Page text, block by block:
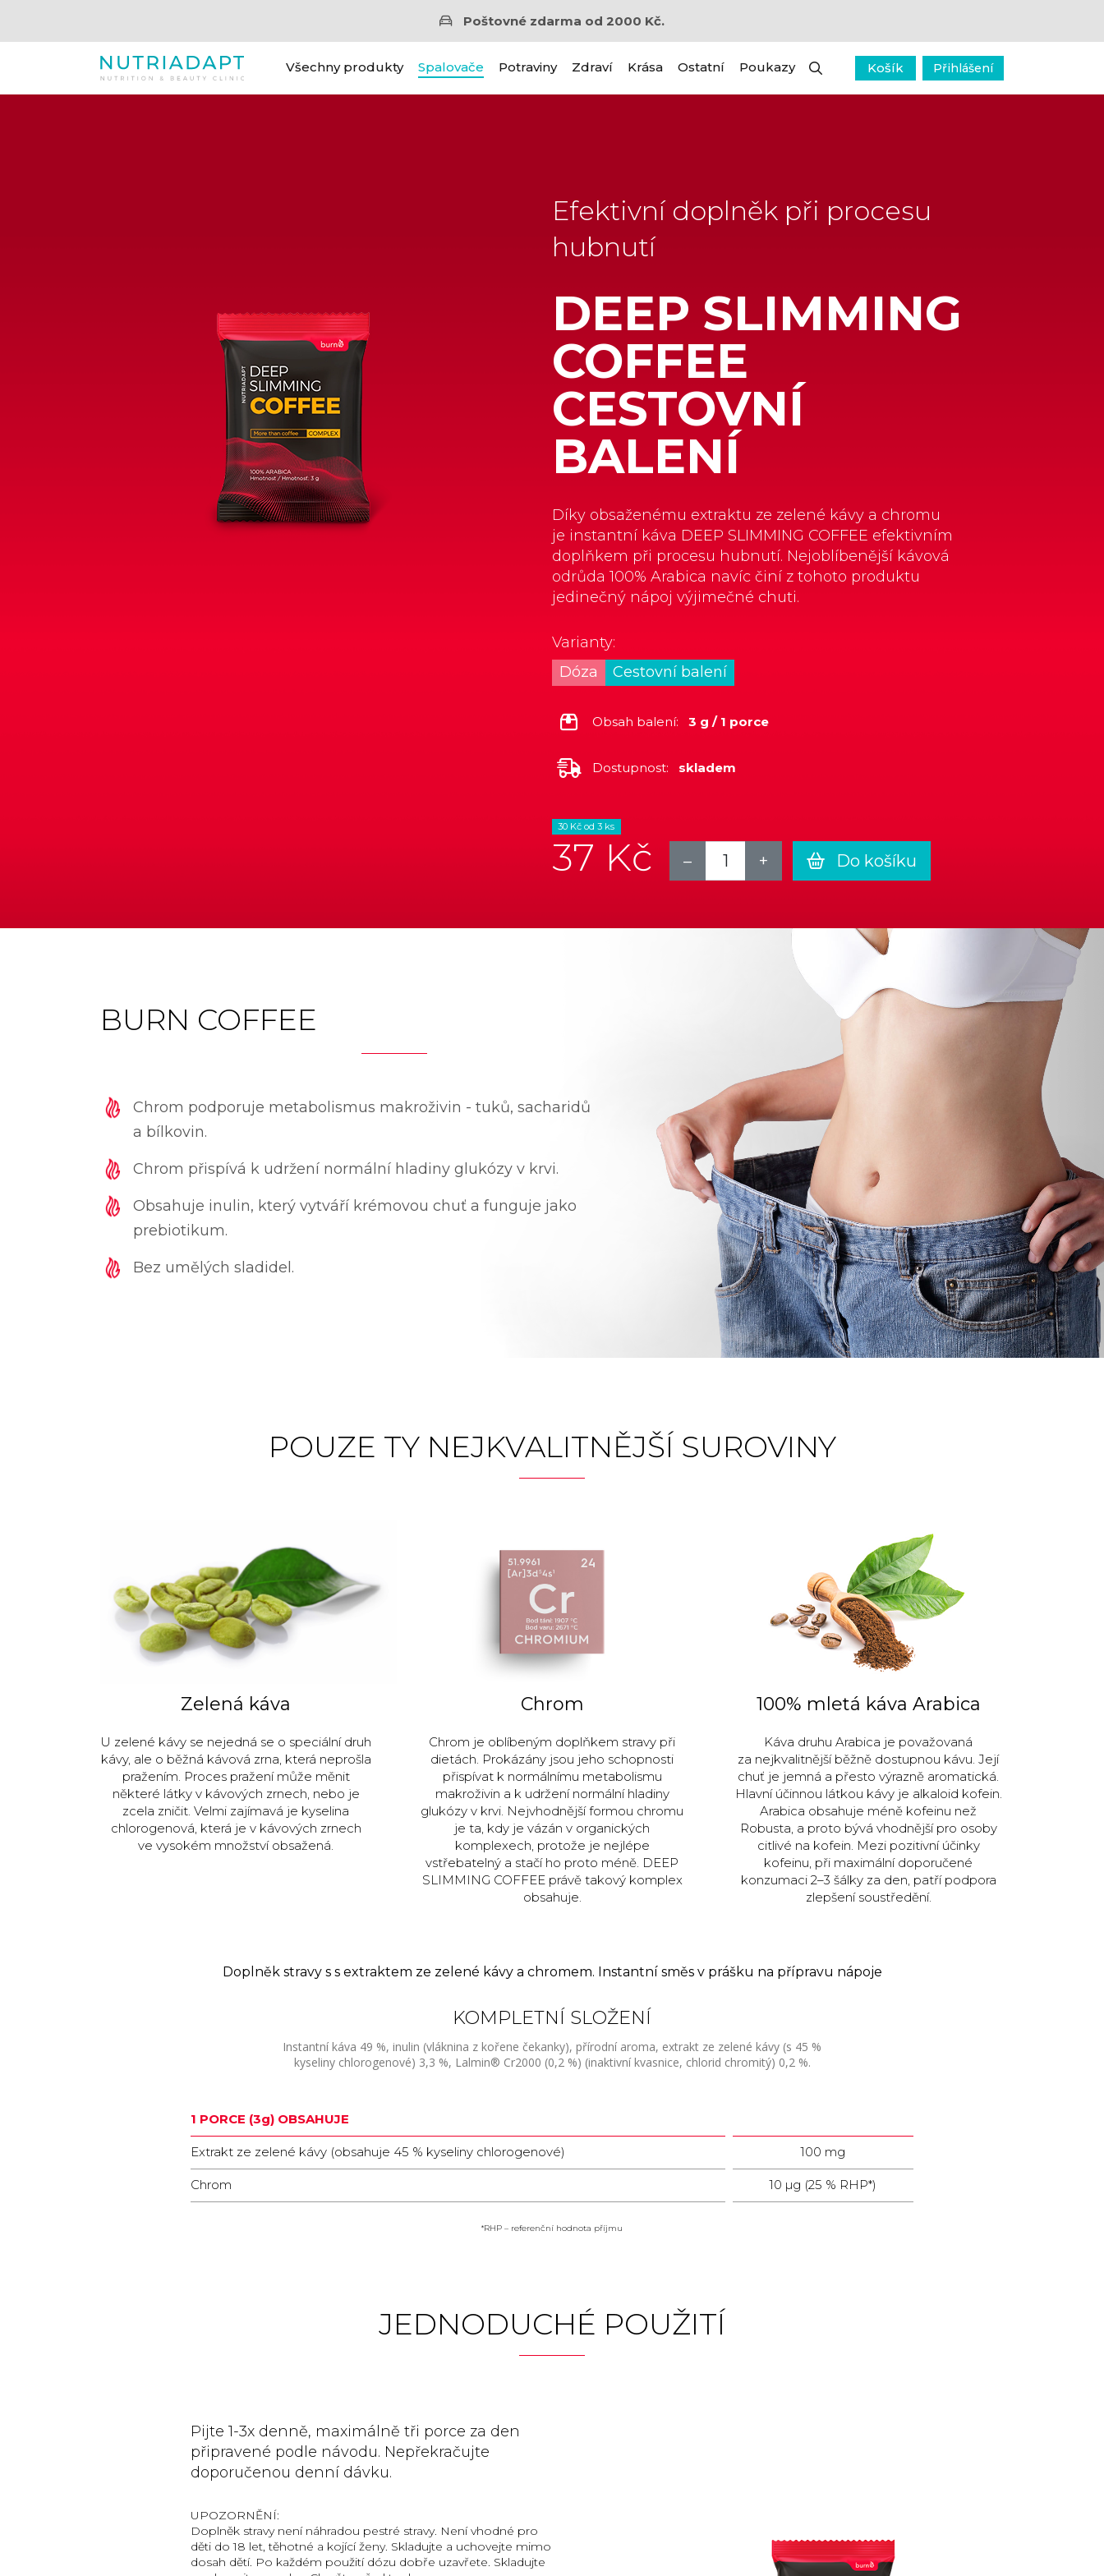
Poštovné zdarma od 2000 Kč.
Všechny produkty Spalovače Potraviny Zdraví Krása Ostatní Poukazy Košík Přihlášení
Efektivní doplněk při procesu
hubnutí
DEEP SLIMMING
COFFEE
CESTOVNÍ
BALENÍ
Díky obsaženému extraktu ze zelené kávy a chromu
je instantní káva DEEP SLIMMING COFFEE efektivním
doplňkem při procesu hubnutí. Nejoblíbenější kávová
odrůda 100% Arabica navíc činí z tohoto produktu
jedinečný nápoj výjimečné chuti.
Varianty:
Dóza
Cestovní balení
Obsah balení: 3 g / 1 porce
Dostupnost: skladem
30 Kč od 3 ks
37 Kč Do košíku
BURN COFFEE
Chrom podporuje metabolismus makroživin - tuků, sacharidů
a bílkovin.
Chrom přispívá k udržení normální hladiny glukózy v krvi.
Obsahuje inulin, který vytváří krémovou chuť a funguje jako
prebiotikum.
Bez umělých sladidel.
POUZE TY NEJKVALITNĚJŠÍ SUROVINY
Zelená káva
U zelené kávy se nejedná se o speciální druh
kávy, ale o běžná kávová zrna, která neprošla
pražením. Proces pražení může měnit
některé látky v kávových zrnech, nebo je
zcela zničit. Velmi zajímavá je kyselina
chlorogenová, která je v kávových zrnech
ve vysokém množství obsažená.
Chrom
Chrom je oblíbeným doplňkem stravy při
dietách. Prokázány jsou jeho schopnosti
přispívat k normálnímu metabolismu
makroživin a k udržení normální hladiny
glukózy v krvi. Nejvhodnější formou chromu
je ta, kdy je vázán v organických
komplexech, protože je nejlépe
vstřebatelný a stačí ho proto méně. DEEP
SLIMMING COFFEE právě takový komplex
obsahuje.
100% mletá káva Arabica
Káva druhu Arabica je považovaná
za nejkvalitnější běžně dostupnou kávu. Její
chuť je jemná a přesto výrazně aromatická.
Hlavní účinnou látkou kávy je alkaloid kofein.
Arabica obsahuje méně kofeinu než
Robusta, a proto bývá vhodnější pro osoby
citlivé na kofein. Mezi pozitivní účinky
kofeinu, při maximální doporučené
konzumaci 2–3 šálky za den, patří podpora
zlepšení soustředění.
Doplněk stravy s s extraktem ze zelené kávy a chromem. Instantní směs v prášku na přípravu nápoje
KOMPLETNÍ SLOŽENÍ
Instantní káva 49 %, inulin (vláknina z kořene čekanky), přírodní aroma, extrakt ze zelené kávy (s 45 %
kyseliny chlorogenové) 3,3 %, Lalmin® Cr2000 (0,2 %) (inaktivní kvasnice, chlorid chromitý) 0,2 %.
1 PORCE (3g) OBSAHUJE
Extrakt ze zelené kávy (obsahuje 45 % kyseliny chlorogenové) 100 mg
Chrom 10 µg (25 % RHP*)
*RHP – referenční hodnota příjmu
JEDNODUCHÉ POUŽITÍ
Pijte 1-3x denně, maximálně tři porce za den
připravené podle návodu. Nepřekračujte
doporučenou denní dávku.
UPOZORNĚNÍ:
Doplněk stravy není náhradou pestré stravy. Není vhodné pro
děti do 18 let, těhotné a kojící ženy. Skladujte a uchovejte mimo
dosah dětí. Po každém použití dózu dobře uzavřete. Skladujte